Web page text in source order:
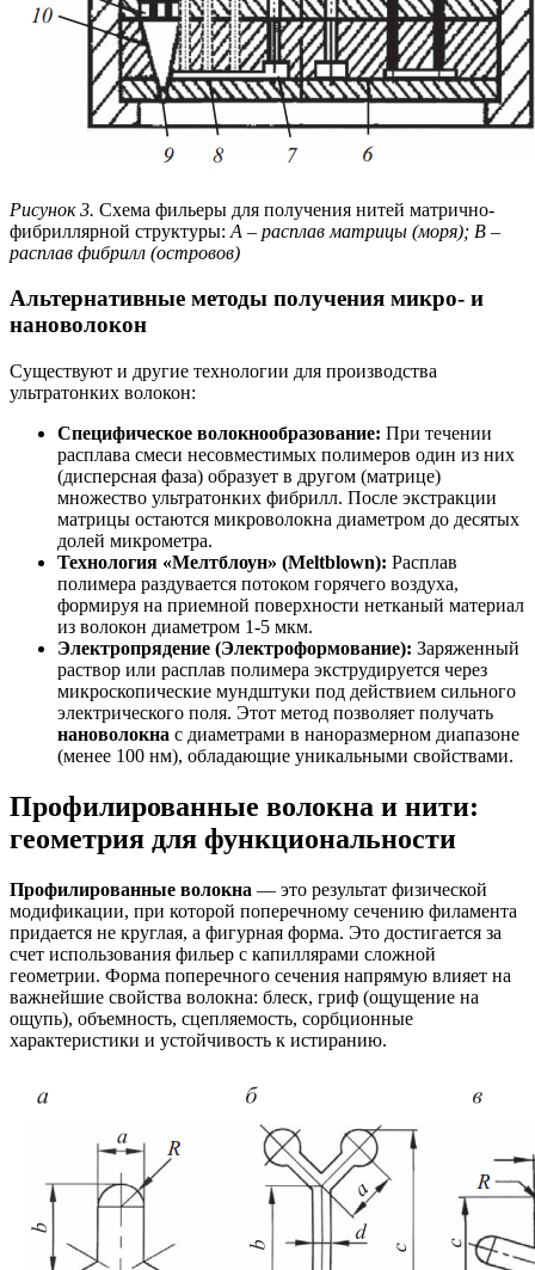
Рисунок 3. Схема фильеры для получения нитей матрично-
фибриллярной структуры: А – расплав матрицы (моря); В –
расплав фибрилл (островов)
Альтернативные методы получения микро- и
нановолокон
Существуют и другие технологии для производства
ультратонких волокон:
Специфическое волокнообразование: При течении
расплава смеси несовместимых полимеров один из них
(дисперсная фаза) образует в другом (матрице)
множество ультратонких фибрилл. После экстракции
матрицы остаются микроволокна диаметром до десятых
долей микрометра.
Технология «Мелтблоун» (Meltblown): Расплав
полимера раздувается потоком горячего воздуха,
формируя на приемной поверхности нетканый материал
из волокон диаметром 1-5 мкм.
Электропрядение (Электроформование): Заряженный
раствор или расплав полимера экструдируется через
микроскопические мундштуки под действием сильного
электрического поля. Этот метод позволяет получать
нановолокна с диаметрами в наноразмерном диапазоне
(менее 100 нм), обладающие уникальными свойствами.
Профилированные волокна и нити:
геометрия для функциональности
Профилированные волокна — это результат физической
модификации, при которой поперечному сечению филамента
придается не круглая, а фигурная форма. Это достигается за
счет использования фильер с капиллярами сложной
геометрии. Форма поперечного сечения напрямую влияет на
важнейшие свойства волокна: блеск, гриф (ощущение на
ощупь), объемность, сцепляемость, сорбционные
характеристики и устойчивость к истиранию.